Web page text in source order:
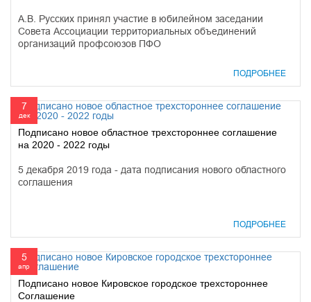
А.В. Русских принял участие в юбилейном заседании
Совета Ассоциации территориальных объединений
организаций профсоюзов ПФО
ПОДРОБНЕЕ
7
дек
Подписано новое областное трехстороннее соглашение
на 2020 - 2022 годы
5 декабря 2019 года - дата подписания нового областного
соглашения
ПОДРОБНЕЕ
5
апр
Подписано новое Кировское городское трехстороннее
Соглашение